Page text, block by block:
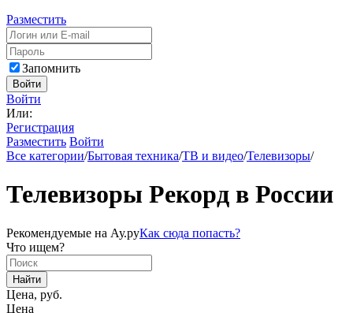
Разместить
Запомнить
Войти
Войти
Или:
Регистрация
Разместить Войти
Все категории/Бытовая техника/ТВ и видео/Телевизоры/
Телевизоры Рекорд в России
Рекомендуемые на Ау.руКак сюда попасть?
Что ищем?
Найти
Цена, руб.
Цена